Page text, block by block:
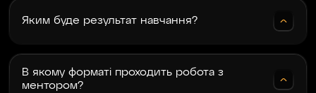
Яким буде результат навчання?
В якому форматі проходить робота з
ментором?